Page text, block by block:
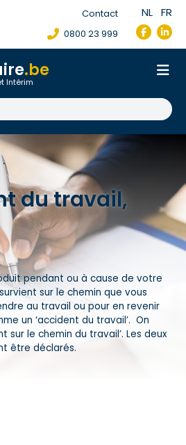
Contact
0800 23 999
NL FR
.be
Intérim
du travail,
pendant ou à cause de votre
sur le chemin que vous
au travail ou pour en revenir
un ‘accident du travail’. On
sur le chemin du travail’. Les deux
être déclarés.